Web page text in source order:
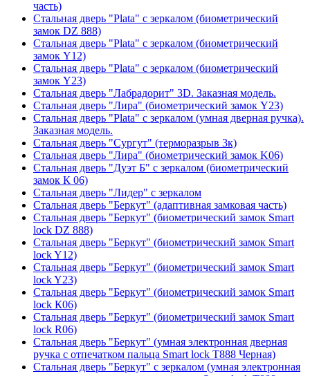
часть)
Стальная дверь "Plata" с зеркалом (биометрический
замок DZ 888)
Стальная дверь "Plata" с зеркалом (биометрический
замок Y12)
Стальная дверь "Plata" с зеркалом (биометрический
замок Y23)
Стальная дверь "Лабрадорит" 3D. Заказная модель.
Стальная дверь "Лира" (биометрический замок Y23)
Стальная дверь "Plata" с зеркалом (умная дверная ручка).
Заказная модель.
Стальная дверь "Сургут" (терморазрыв 3к)
Стальная дверь "Лира" (биометрический замок K06)
Стальная дверь "Дуэт Б" с зеркалом (биометрический
замок К 06)
Стальная дверь "Лидер" с зеркалом
Стальная дверь "Беркут" (адаптивная замковая часть)
Стальная дверь "Беркут" (биометрический замок Smart
lock DZ 888)
Стальная дверь "Беркут" (биометрический замок Smart
lock Y12)
Стальная дверь "Беркут" (биометрический замок Smart
lock Y23)
Стальная дверь "Беркут" (биометрический замок Smart
lock К06)
Стальная дверь "Беркут" (биометрический замок Smart
lock R06)
Стальная дверь "Беркут" (умная электронная дверная
ручка с отпечатком пальца Smart lock T888 Черная)
Стальная дверь "Беркут" с зеркалом (умная электронная